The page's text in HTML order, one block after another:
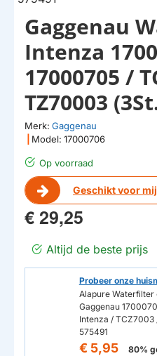
Op voorraad
Geschikt voor
Gaggenau
Intenza
17000705 /
TZ70003
Merk: Gaggenau
Model: 17000706
€ 29,25
Altijd de beste prijs
Probeer onze
Alapure
Gaggenau
Intenza /
575491
€ 5,95 80%